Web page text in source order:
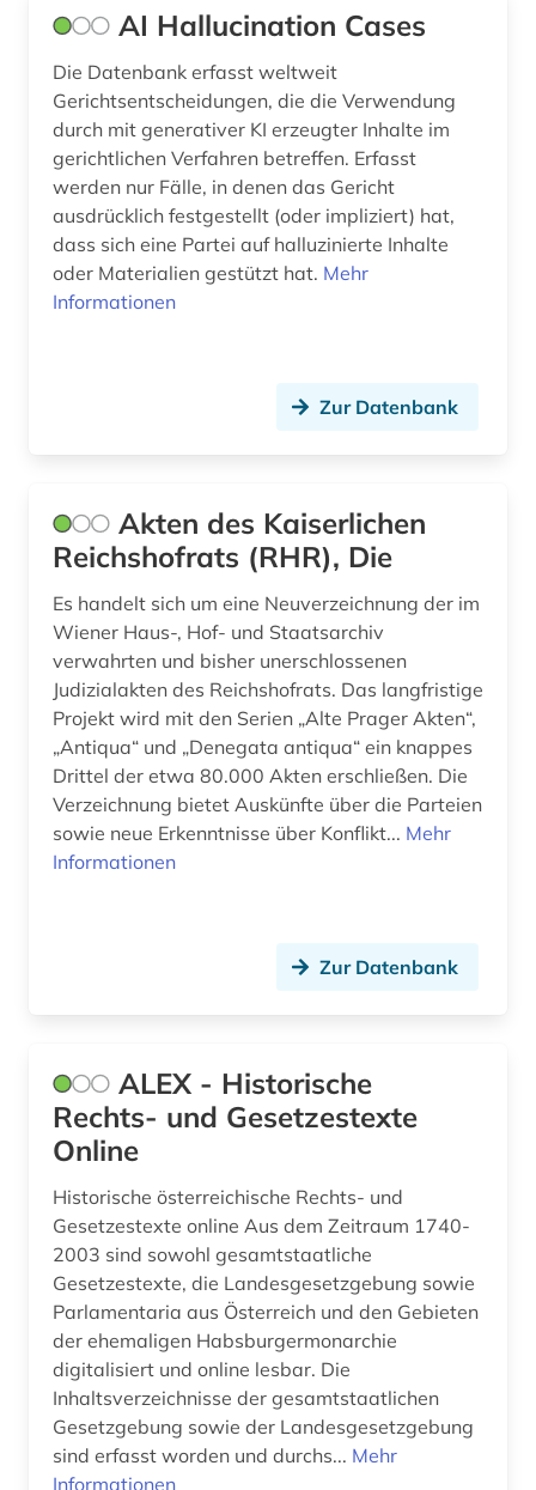
copyright (1)
corona (1)
covid (1)
datenanalyse (1)
deutschland (30)
deutschland bundestag (1)
deutschland. bundesrat (1)
deutschland. deutscher bundestag (1)
deutschsprachige gemeinschaft belgien (1)
dharmaś (1)
diskriminierung (1)
dissertation (2)
dokumentenserver (3)
droge (1)
dynastie (1)
dänemark (3)
e-learning (1)
ehe (1)
Tuerkei (1)
AI Hallucination Cases
Die Datenbank erfasst weltweit
Gerichtsentscheidungen, die die Verwendung
durch mit generativer KI erzeugter Inhalte im
gerichtlichen Verfahren betreffen. Erfasst
werden nur Fälle, in denen das Gericht
ausdrücklich festgestellt (oder impliziert) hat,
dass sich eine Partei auf halluzinierte Inhalte
oder Materialien gestützt hat. Mehr
Informationen
Zur Datenbank
Akten des Kaiserlichen
Reichshofrats (RHR), Die
Es handelt sich um eine Neuverzeichnung der im
Wiener Haus-, Hof- und Staatsarchiv
verwahrten und bisher unerschlossenen
Judizialakten des Reichshofrats. Das langfristige
Projekt wird mit den Serien „Alte Prager Akten“,
„Antiqua“ und „Denegata antiqua“ ein knappes
Drittel der etwa 80.000 Akten erschließen. Die
Verzeichnung bietet Auskünfte über die Parteien
sowie neue Erkenntnisse über Konflikt... Mehr
Informationen
Zur Datenbank
ALEX - Historische
Rechts- und Gesetzestexte
Online
Historische österreichische Rechts- und
Gesetzestexte online Aus dem Zeitraum 1740-
2003 sind sowohl gesamtstaatliche
Gesetzestexte, die Landesgesetzgebung sowie
Parlamentaria aus Österreich und den Gebieten
der ehemaligen Habsburgermonarchie
digitalisiert und online lesbar. Die
Inhaltsverzeichnisse der gesamtstaatlichen
Gesetzgebung sowie der Landesgesetzgebung
sind erfasst worden und durchs... Mehr
Informationen